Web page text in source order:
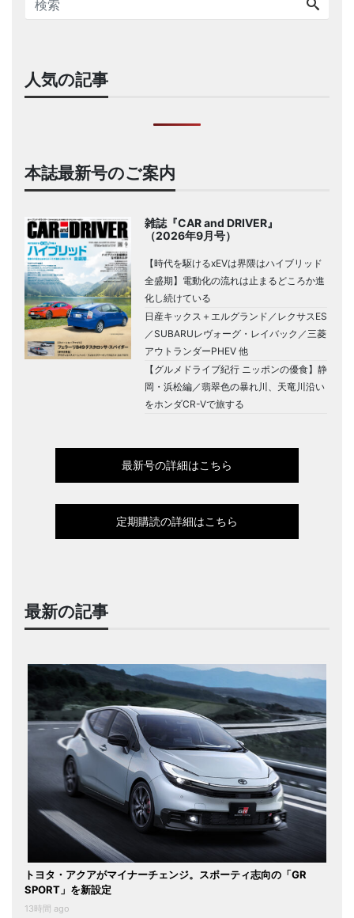
人気の記事
本誌最新号のご案内
雑誌『CAR and DRIVER』
（2026年9月号）
【時代を駆けるxEVは界隈はハイブリッド
全盛期】電動化の流れは止まるどころか進
化し続けている
日産キックス＋エルグランド／レクサスES
／SUBARUレヴォーグ・レイバック／三菱
アウトランダーPHEV 他
【グルメドライブ紀行 ニッポンの優食】静
岡・浜松編／翡翠色の暴れ川、天竜川沿い
をホンダCR-Vで旅する
最新号の詳細はこちら
定期購読の詳細はこちら
最新の記事
トヨタ・アクアがマイナーチェンジ。スポーティ志向の「GR
SPORT」を新設定
13時間 ago